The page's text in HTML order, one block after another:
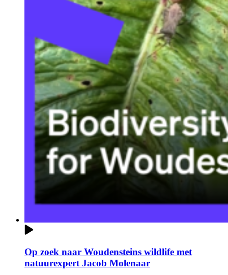
Op zoek naar Woudensteins wildlife met
natuurexpert Jacob Molenaar